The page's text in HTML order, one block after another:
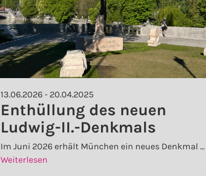
13.06.2026 - 20.04.2025
Enthüllung des neuen
Ludwig-II.-Denkmals
Im Juni 2026 erhält München ein neues Denkmal ...
Weiterlesen[Enthüllung